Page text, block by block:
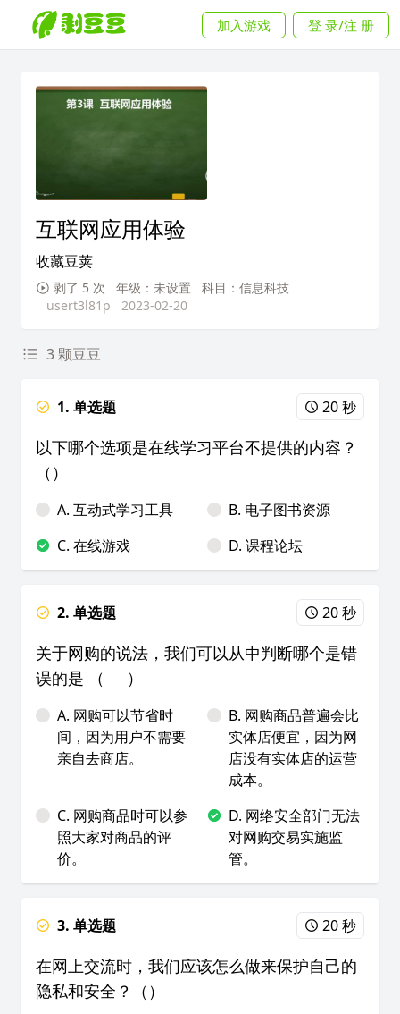
加入游戏 登 录/注 册
互联网应用体验
收藏豆荚
剥了 5 次 年级：未设置
科目：信息科技
usert3l81p
2023-02-20
3 颗豆豆
1. 单选题 20 秒
以下哪个选项是在线学习平台不提供的内容？
（）
A. 互动式学习工具
B. 电子图书资源
C. 在线游戏
D. 课程论坛
2. 单选题 20 秒
关于网购的说法，我们可以从中判断哪个是错
误的是 （ ）
A. 网购可以节省时
间，因为用户不需要
亲自去商店。
B. 网购商品普遍会比
实体店便宜，因为网
店没有实体店的运营
成本。
C. 网购商品时可以参
照大家对商品的评
价。
D. 网络安全部门无法
对网购交易实施监
管。
3. 单选题 20 秒
在网上交流时，我们应该怎么做来保护自己的
隐私和安全？（）